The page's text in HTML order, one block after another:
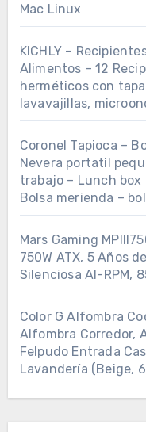
Mac Linux
KICHLY –
Alimentos – 12
herméticos con
lavavajillas,
Coronel Tapioca –
Nevera portatil
trabajo – Lunch box
Bolsa merienda –
Mars Gaming
750W ATX, 5 Años
Silenciosa AI-RPM,
Color G Alfombra
Alfombra Corredor,
Felpudo Entrada
Lavandería (Beige,